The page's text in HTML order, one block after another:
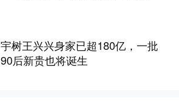
宇树王兴兴身家已超180亿，一批
90后新贵也将诞生